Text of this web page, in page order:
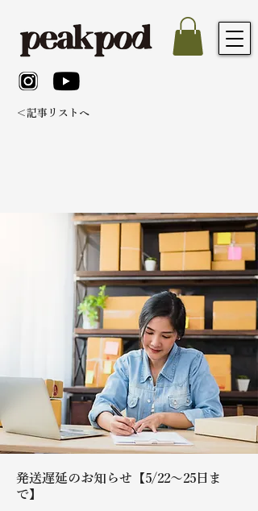
＜記事リストへ
発送遅延のお知らせ【5/22～25日ま
で】